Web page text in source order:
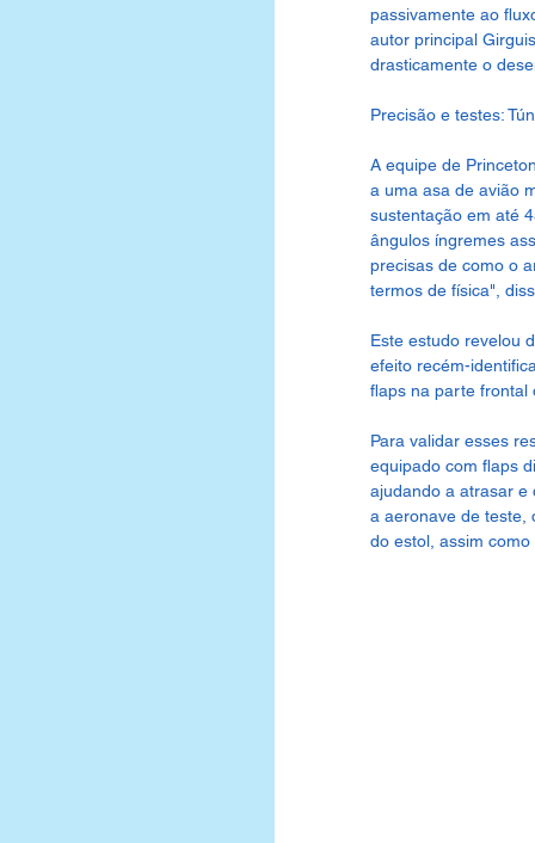
passivamente ao
autor principal
drasticamente o
Precisão e testes:
A equipe de
a uma asa de avião
sustentação em até
ângulos íngremes
precisas de como o
termos de física",
Este estudo revelou
efeito recém-
flaps na parte frontal
Para validar esses
equipado com flaps
ajudando a atrasar e
a aeronave de teste,
do estol, assim